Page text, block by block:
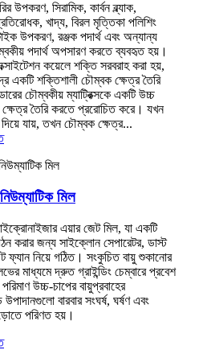
উপকরণ, সিরামিক, কার্বন ব্ল্যাক,
খাদ্য, বিরল মৃত্তিকা পলিশিং
উপকরণ, রঞ্জক পদার্থ এবং অন্যান্য
পদার্থ অপসারণ করতে ব্যবহৃত হয়।
কয়েলে শক্তি সরবরাহ করা হয়,
একটি শক্তিশালী চৌম্বক ক্ষেত্র তৈরি
চৌম্বকীয় ম্যাট্রিক্সকে একটি উচ্চ
ক্ষেত্র তৈরি করতে প্ররোচিত করে। যখন
যায়, তখন চৌম্বক ক্ষেত্র...
মিল
এয়ার জেট মিল, যা একটি
করার জন্য সাইক্লোন সেপারেটর, ডাস্ট
ফ্যান নিয়ে গঠিত। সংকুচিত বায়ু শুকানোর
মাধ্যমে দ্রুত গ্রাইন্ডিং চেম্বারে প্রবেশ
উচ্চ-চাপের বায়ুপ্রবাহের
বারবার সংঘর্ষ, ঘর্ষণ এবং
পরিণত হয়।